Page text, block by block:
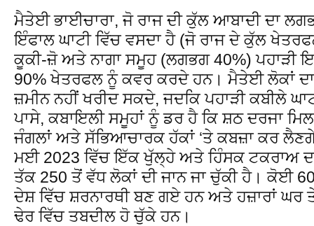
ਮੈਤੇਈ ਭਾਈਚਾਰਾ, ਜੋ ਰਾਜ ਦੀ ਕੁੱਲ ਆਬਾਦੀ ਦਾ
ਇੰਫਾਲ ਘਾਟੀ ਵਿੱਚ ਵਸਦਾ ਹੈ (ਜੋ ਰਾਜ ਦੇ ਕੁੱਲ
ਕੂਕੀ-ਜ਼ੋ ਅਤੇ ਨਾਗਾ ਸਮੂਹ (ਲਗਭਗ 40%) ਪਹਾੜੀ
90% ਖੇਤਰਫਲ ਨੂੰ ਕਵਰ ਕਰਦੇ ਹਨ। ਮੈਤੇਈ ਲੋਕਾਂ ਦਾ
ਜ਼ਮੀਨ ਨਹੀਂ ਖਰੀਦ ਸਕਦੇ, ਜਦਕਿ ਪਹਾੜੀ ਕਬੀਲੇ
ਪਾਸੇ, ਕਬਾਇਲੀ ਸਮੂਹਾਂ ਨੂੰ ਡਰ ਹੈ ਕਿ ਸ਼ਠ ਦਰਜਾ
ਜੰਗਲਾਂ ਅਤੇ ਸੱਭਿਆਚਾਰਕ ਹੱਕਾਂ ‘ਤੇ ਕਬਜ਼ਾ ਕਰ
ਮਈ 2023 ਵਿੱਚ ਇੱਕ ਖੁੱਲ੍ਹੇ ਅਤੇ ਹਿੰਸਕ ਟਕਰਾਅ
ਤੱਕ 250 ਤੋਂ ਵੱਧ ਲੋਕਾਂ ਦੀ ਜਾਨ ਜਾ ਚੁੱਕੀ ਹੈ। ਕੋਈ
ਦੇਸ਼ ਵਿੱਚ ਸ਼ਰਨਾਰਥੀ ਬਣ ਗਏ ਹਨ ਅਤੇ ਹਜ਼ਾਰਾਂ
ਢੇਰ ਵਿੱਚ ਤਬਦੀਲ ਹੋ ਚੁੱਕੇ ਹਨ।